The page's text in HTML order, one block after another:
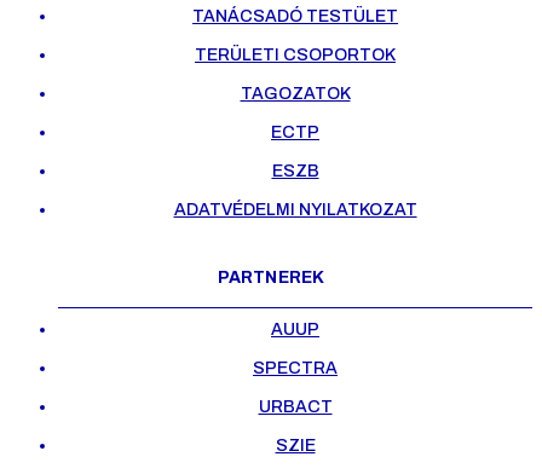
TANÁCSADÓ TESTÜLET
TERÜLETI CSOPORTOK
TAGOZATOK
ECTP
ESZB
ADATVÉDELMI NYILATKOZAT
PARTNEREK
AUUP
SPECTRA
URBACT
SZIE